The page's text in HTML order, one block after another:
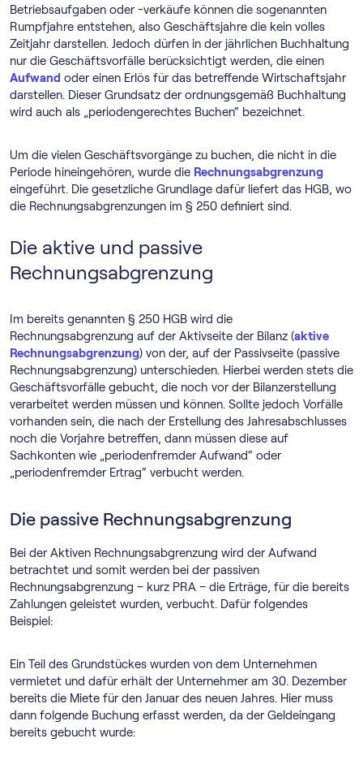
Betriebsaufgaben oder -verkäufe können die sogenannten
Rumpfjahre entstehen, also Geschäftsjahre die kein volles
Zeitjahr darstellen. Jedoch dürfen in der jährlichen Buchhaltung
nur die Geschäftsvorfälle berücksichtigt werden, die einen
Aufwand oder einen Erlös für das betreffende Wirtschaftsjahr
darstellen. Dieser Grundsatz der ordnungsgemäß Buchhaltung
wird auch als „periodengerechtes Buchen“ bezeichnet.
Um die vielen Geschäftsvorgänge zu buchen, die nicht in die
Periode hineingehören, wurde die Rechnungsabgrenzung
eingeführt. Die gesetzliche Grundlage dafür liefert das HGB, wo
die Rechnungsabgrenzungen im § 250 definiert sind.
Die aktive und passive
Rechnungsabgrenzung
Im bereits genannten § 250 HGB wird die
Rechnungsabgrenzung auf der Aktivseite der Bilanz (aktive
Rechnungsabgrenzung) von der, auf der Passivseite (passive
Rechnungsabgrenzung) unterschieden. Hierbei werden stets die
Geschäftsvorfälle gebucht, die noch vor der Bilanzerstellung
verarbeitet werden müssen und können. Sollte jedoch Vorfälle
vorhanden sein, die nach der Erstellung des Jahresabschlusses
noch die Vorjahre betreffen, dann müssen diese auf
Sachkonten wie „periodenfremder Aufwand“ oder
„periodenfremder Ertrag“ verbucht werden.
Die passive Rechnungsabgrenzung
Bei der Aktiven Rechnungsabgrenzung wird der Aufwand
betrachtet und somit werden bei der passiven
Rechnungsabgrenzung – kurz PRA – die Erträge, für die bereits
Zahlungen geleistet wurden, verbucht. Dafür folgendes
Beispiel:
Ein Teil des Grundstückes wurden von dem Unternehmen
vermietet und dafür erhält der Unternehmer am 30. Dezember
bereits die Miete für den Januar des neuen Jahres. Hier muss
dann folgende Buchung erfasst werden, da der Geldeingang
bereits gebucht wurde: